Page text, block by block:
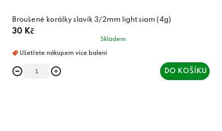
Broušené korálky slavík 3/2mm light siam (4g)
30 Kč
Skladem
DO KOŠÍKU